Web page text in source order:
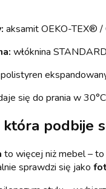
aksamit OEKO-TEX®
włóknina
się do prania w
która podbije
to więcej niż mebel – to
sprawdzi się jako